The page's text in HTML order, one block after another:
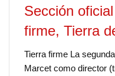
Sección
firme, Tierra
Tierra firme La
Marcet como director